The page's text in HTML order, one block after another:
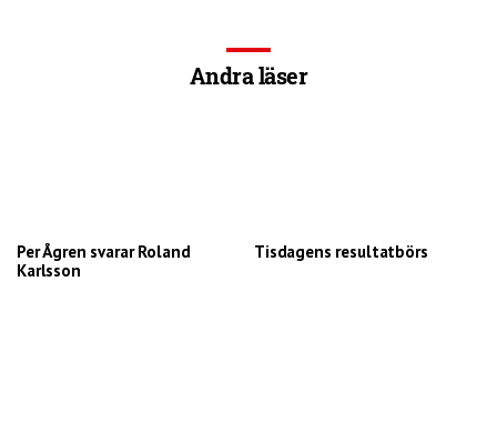
Andra läser
Per Ågren svarar Roland
Karlsson
Tisdagens resultatbörs